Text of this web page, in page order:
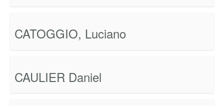
CATOGGIO, Luciano
CAULIER Daniel